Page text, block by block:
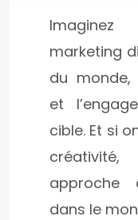
marketing
du monde,
et
cible. Et si
approche
dans le